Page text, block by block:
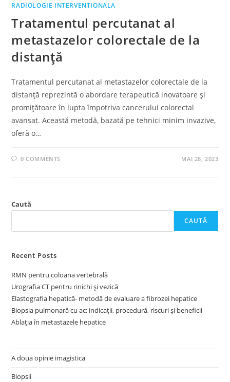
RADIOLOGIE INTERVENTIONALA
Tratamentul percutanat al
metastazelor colorectale de la
distanță
Tratamentul percutanat al metastazelor colorectale de la
distanță reprezintă o abordare terapeutică inovatoare și
promițătoare în lupta împotriva cancerului colorectal
avansat. Această metodă, bazată pe tehnici minim invazive,
oferă o…
0 COMMENTS MAI 28, 2023
Caută
CAUTĂ
Recent Posts
RMN pentru coloana vertebrală
Urografia CT pentru rinichi și vezică
Elastografia hepatică- metodă de evaluare a fibrozei hepatice
Biopsia pulmonară cu ac: indicații, procedură, riscuri și beneficii
Ablația în metastazele hepatice
A doua opinie imagistica
Biopsii